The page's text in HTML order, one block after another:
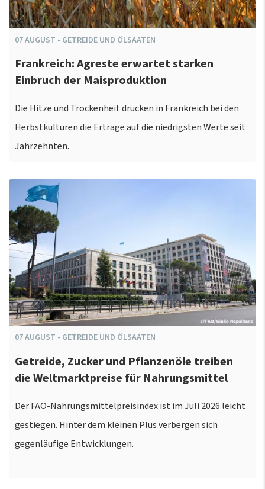
07AUGUST - GETREIDE UND ÖLSAATEN
Frankreich: Agreste erwartet starken
Einbruch der Maisproduktion
Die Hitze und Trockenheit drücken in Frankreich bei den
Herbstkulturen die Erträge auf die niedrigsten Werte seit
Jahrzehnten.
07AUGUST - GETREIDE UND ÖLSAATEN
Getreide, Zucker und Pflanzenöle treiben
die Weltmarktpreise für Nahrungsmittel
Der FAO-Nahrungsmittelpreisindex ist im Juli 2026 leicht
gestiegen. Hinter dem kleinen Plus verbergen sich
gegenläufige Entwicklungen.